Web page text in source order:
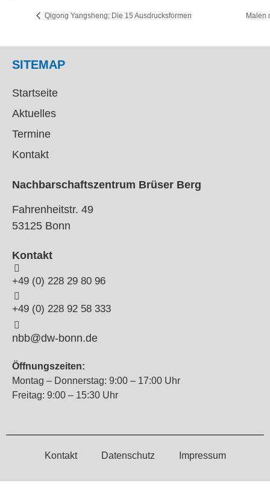
Qigong Yangsheng: Die 15 Ausdrucksformen Malen
SITEMAP
Startseite
Aktuelles
Termine
Kontakt
Nachbarschaftszentrum Brüser Berg
Fahrenheitstr. 49
53125 Bonn
Kontakt
+49 (0) 228 29 80 96
+49 (0) 228 92 58 333
nbb@dw-bonn.de
Öffnungszeiten:
Montag – Donnerstag: 9:00 – 17:00 Uhr
Freitag: 9:00 – 15:30 Uhr
Kontakt Datenschutz Impressum